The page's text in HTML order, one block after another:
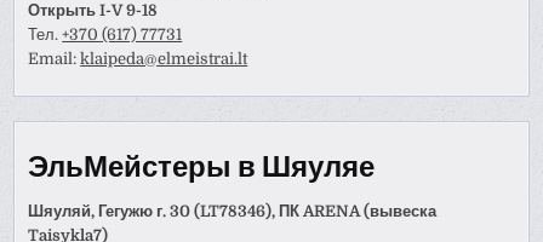
Открыть I-V 9-18
Тел.+370 (617) 77731
Email:klaipeda@elmeistrai.lt
ЭльМейстеры в Шяуляе
Шяуляй, Гегужю г. 30 (LT78346), ПК ARENA (вывеска
Taisykla7)